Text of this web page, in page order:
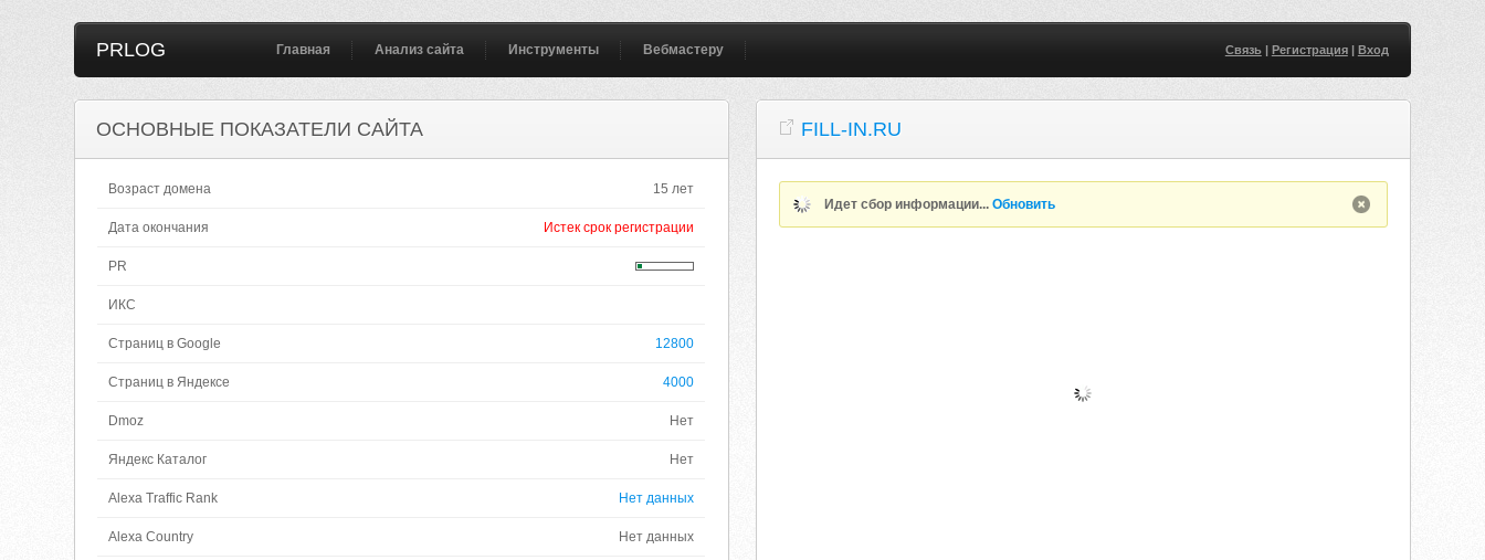
PRLOG Главная Анализ сайта Инструменты Вебмастеру Связь| Регистрация| Вход
ОСНОВНЫЕ ПОКАЗАТЕЛИ САЙТА
Возраст домена 15 лет
Дата окончания Истек срок регистрации
PR
ИКС
Страниц в Google 12800
Страниц в Яндексе 4000
Dmoz Нет
Яндекс Каталог Нет
Alexa Traffic Rank Нет данных
Alexa Country Нет данных
FILL-IN.RU
Идет сбор информации...Обновить